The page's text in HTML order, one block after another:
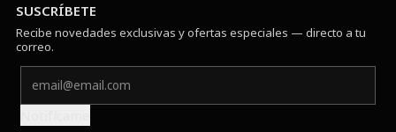
SUSCRÍBETE
Recibe novedades exclusivas y ofertas especiales — directo a tu
correo.